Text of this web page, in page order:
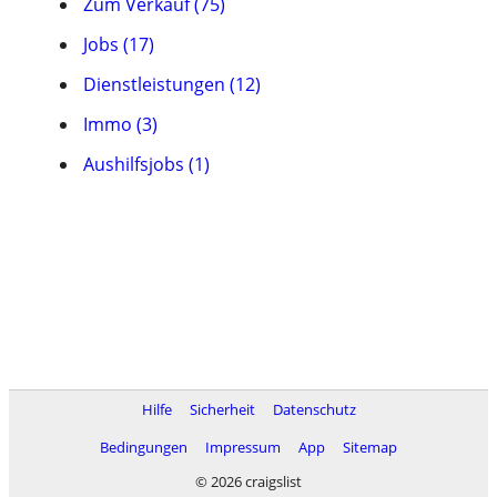
Jobs (17)
Dienstleistungen (12)
Immo (3)
Aushilfsjobs (1)
Hilfe Sicherheit
Datenschutz
Bedingungen
Impressum App
Sitemap
© 2026 craigslist